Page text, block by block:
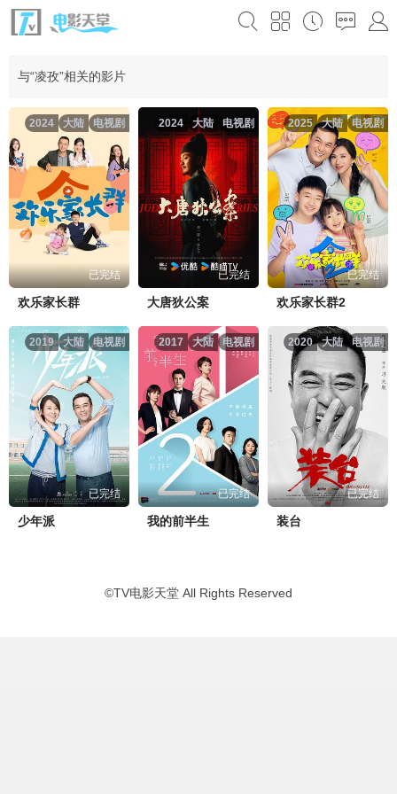
与“凌孜”相关的影片
电视剧
大陆
2024
已完结
欢乐家长群
电视剧
大陆
2024
已完结
大唐狄公案
电视剧
大陆
2025
已完结
欢乐家长群2
电视剧
大陆
2019
已完结
少年派
电视剧
大陆
2017
已完结
我的前半生
电视剧
大陆
2020
已完结
装台
©TV电影天堂 All Rights Reserved